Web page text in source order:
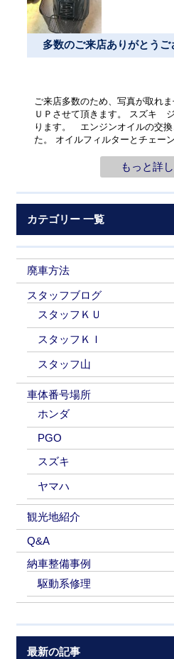
多数のご来店ありがとうご
ご来店多数のため、写真が取れ
ＵＰさせて頂きます。 スズキ
ります。 エンジンオイルの交換
た。 オイルフィルターとチェー
もっと詳
カテゴリー 一覧
廃車方法
スタッフブログ
スタッフＫＵ
スタッフＫＩ
スタッフ山
車体番号場所
ホンダ
PGO
スズキ
ヤマハ
観光地紹介
Q&A
納車整備事例
駆動系修理
最新の記事